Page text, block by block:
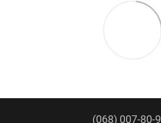
(068) 007-80-